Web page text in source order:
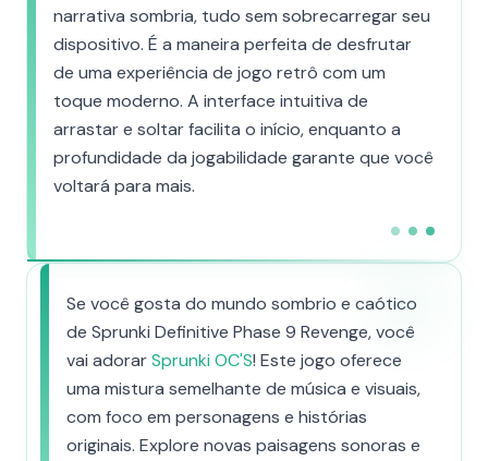
narrativa sombria, tudo sem sobrecarregar seu
dispositivo. É a maneira perfeita de desfrutar
de uma experiência de jogo retrô com um
toque moderno. A interface intuitiva de
arrastar e soltar facilita o início, enquanto a
profundidade da jogabilidade garante que você
voltará para mais.
Se você gosta do mundo sombrio e caótico
de Sprunki Definitive Phase 9 Revenge, você
vai adorarSprunki OC'S! Este jogo oferece
uma mistura semelhante de música e visuais,
com foco em personagens e histórias
originais. Explore novas paisagens sonoras e